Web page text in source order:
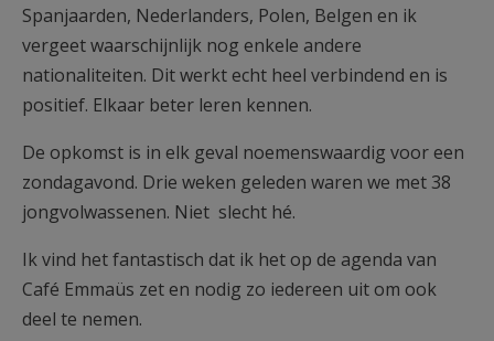
Spanjaarden, Nederlanders, Polen, Belgen en ik
vergeet waarschijnlijk nog enkele andere
nationaliteiten. Dit werkt echt heel verbindend en is
positief. Elkaar beter leren kennen.
De opkomst is in elk geval noemenswaardig voor een
zondagavond. Drie weken geleden waren we met 38
jongvolwassenen. Niet slecht hé.
Ik vind het fantastisch dat ik het op de agenda van
Café Emmaüs zet en nodig zo iedereen uit om ook
deel te nemen.